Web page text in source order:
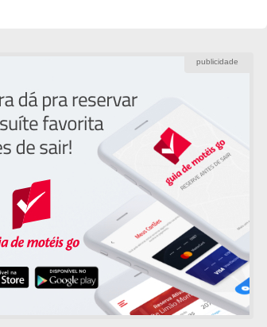
publicidade